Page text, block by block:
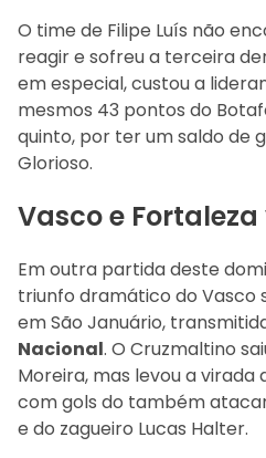
O time de Filipe Luís não
reagir e sofreu a terceira
em especial, custou a
mesmos 43 pontos do
quinto, por ter um saldo de
Glorioso.
Vasco e
Em outra partida deste
triunfo dramático do Vasco
em São Januário,
Nacional. O Cruzmaltino
Moreira, mas levou a
com gols do também
e do zagueiro Lucas Halter.